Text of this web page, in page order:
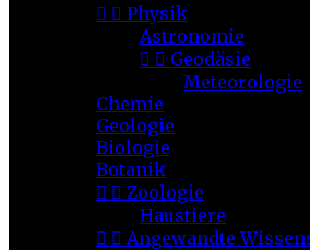
  Physik
Astronomie
  Geodäsie
Meteorologie
Chemie
Geologie
Biologie
Botanik
  Zoologie
Haustiere
  Angewandte